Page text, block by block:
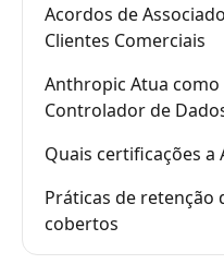
Acordos de
Clientes Comerciais
Anthropic Atua
Controlador de
Quais certificações a
Práticas de retenção
cobertos